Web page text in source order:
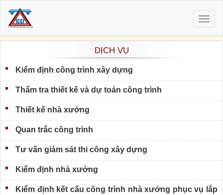
DỊCH VỤ
Kiểm định công trình xây dựng
Thẩm tra thiết kế và dự toán công trình
Thiết kế nhà xưởng
Quan trắc công trình
Tư vấn giám sát thi công xây dựng
Kiểm định nhà xưởng
Kiểm định kết cấu công trình nhà xưởng phục vụ lắp